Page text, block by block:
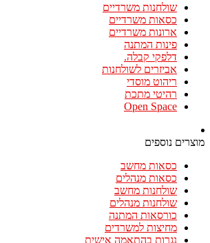
שולחנות משרדיים
כסאות משרדיים
ארונות משרדיים
פינות המתנה
דלפקי קבלה.
אביזרים לשולחנות
ריהוט מוסדי
רהיטי מתכת
Open Space
מוצרים נוספים
כסאות מחשב
כסאות מנהלים
שולחנות מחשב
שולחנות מנהלים
כורסאות המתנה
מחיצות למשרדים
נגרות בהתאמה אישית